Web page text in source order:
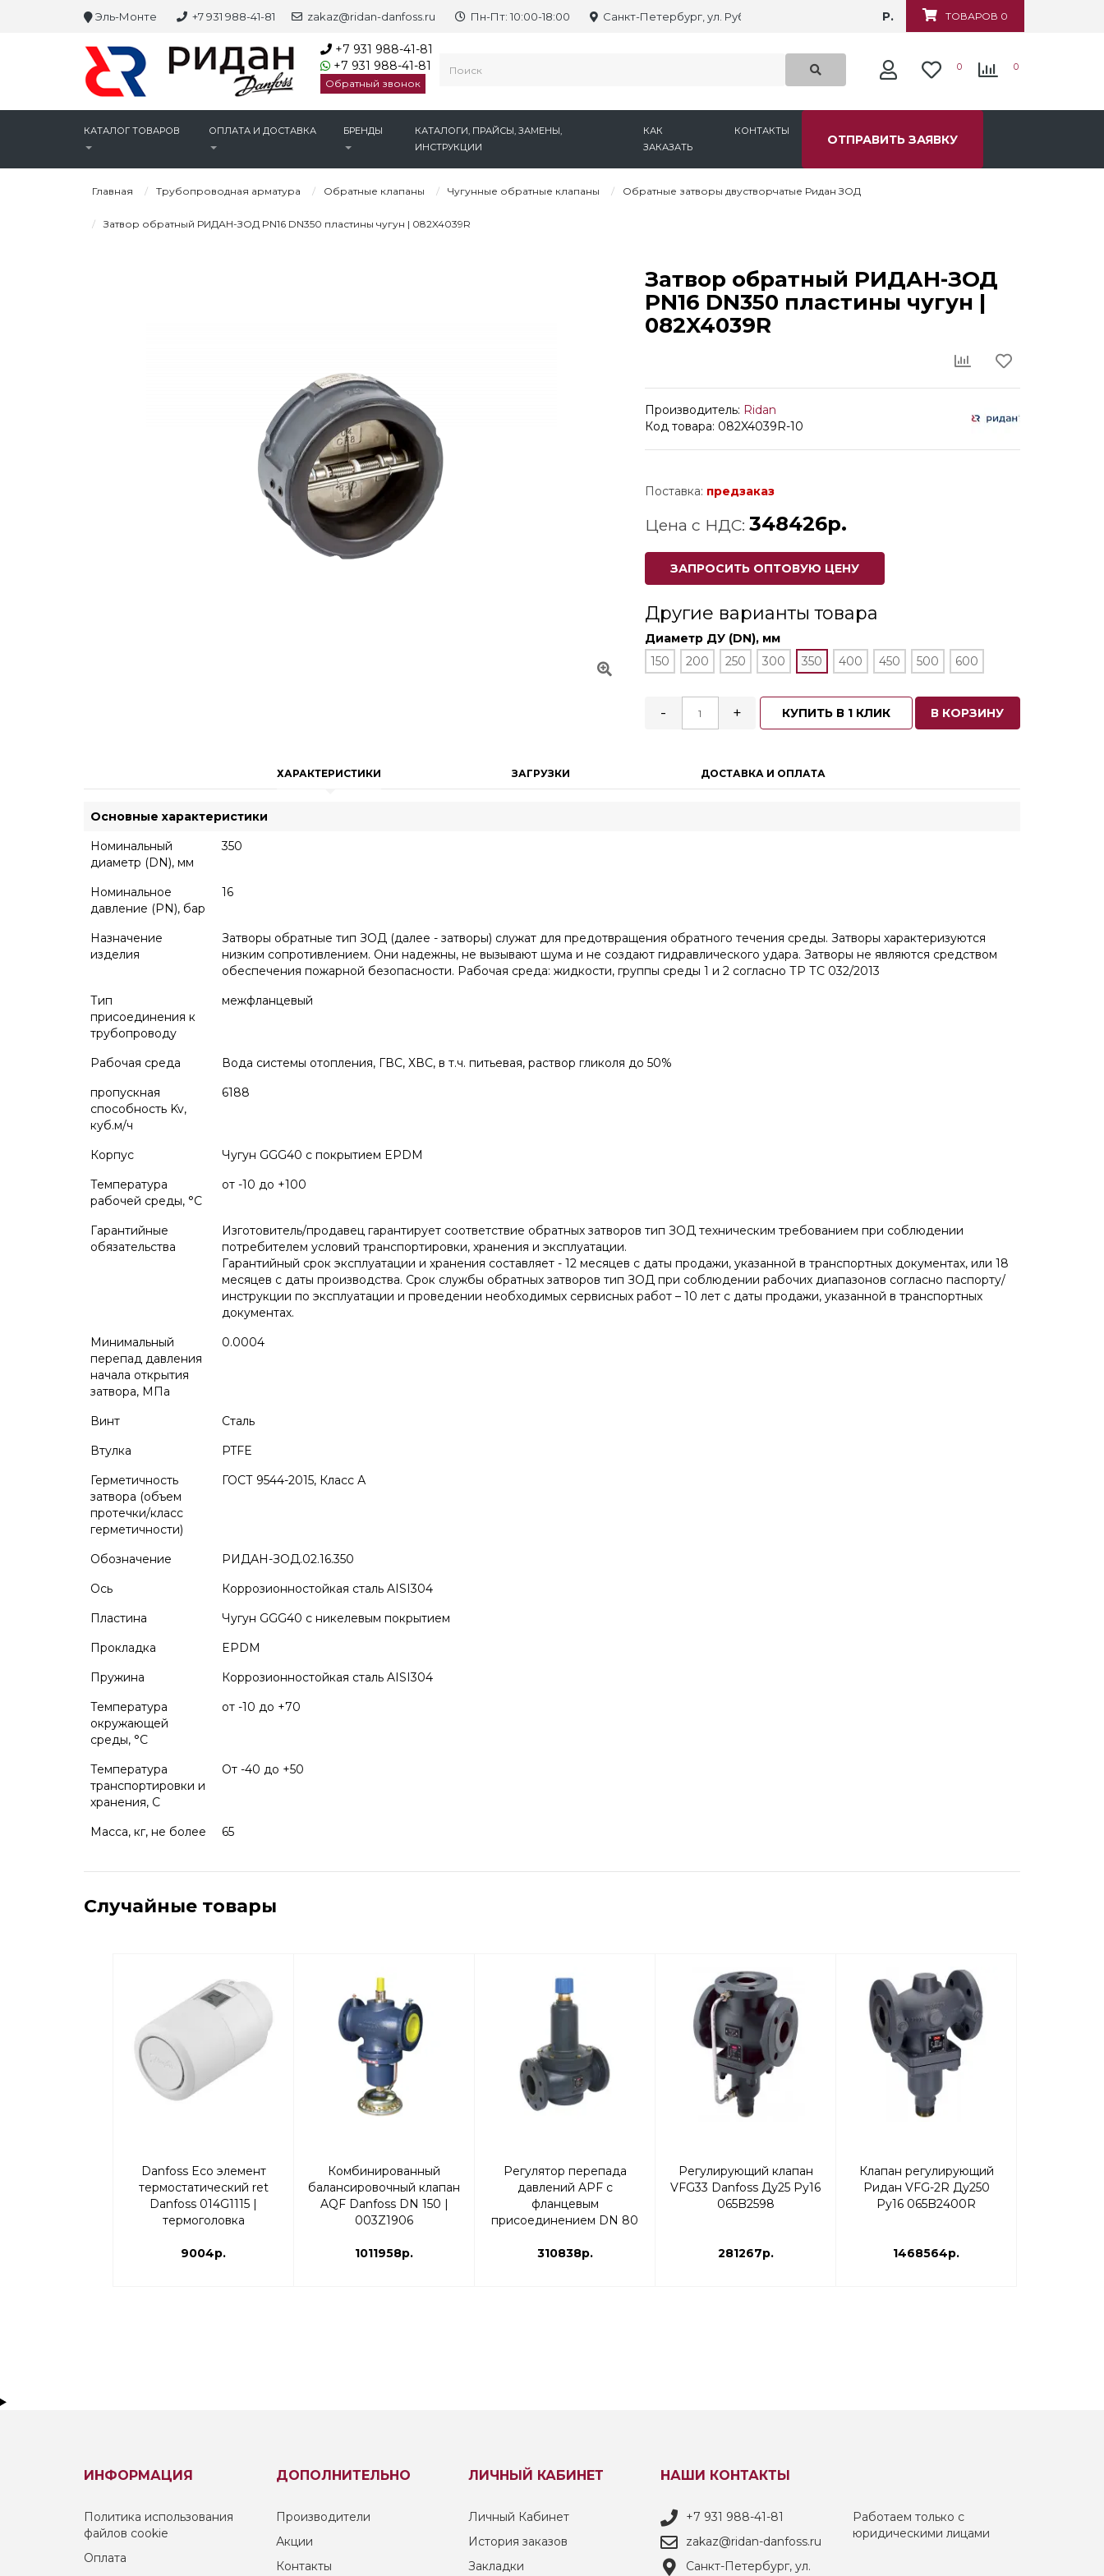
Эль-Монте +7 931 988-41-81 zakaz@ridan-danfoss.ru Пн-Пт: 10:00-18:00 Санкт-Петербург, ул. Рубежная, д.6 ТОВАРОВ 0
Р.
+7 931 988-41-81
+7 931 988-41-81
Обратный звонок
0 0
КАТАЛОГ ТОВАРОВ ОПЛАТА И ДОСТАВКА БРЕНДЫ
КАТАЛОГИ, ПРАЙСЫ, ЗАМЕНЫ,
ИНСТРУКЦИИ
КАК
ЗАКАЗАТЬ
КОНТАКТЫ
ОТПРАВИТЬ ЗАЯВКУ
Главная Трубопроводная арматура Обратные клапаны Чугунные обратные клапаны Обратные затворы двустворчатые Ридан ЗОД
Затвор обратный РИДАН-ЗОД PN16 DN350 пластины чугун | 082X4039R
Затвор обратный РИДАН-ЗОД
PN16 DN350 пластины чугун |
082X4039R
Производитель: Ridan
Код товара: 082X4039R-10
Поставка: предзаказ
Цена с НДС: 348426р.
ЗАПРОСИТЬ ОПТОВУЮ ЦЕНУ
Другие варианты товара
Диаметр ДУ (DN), мм
150
200 250 300 350 400 450 500 600
- + КУПИТЬ В 1 КЛИК В КОРЗИНУ
ХАРАКТЕРИСТИКИ ЗАГРУЗКИ ДОСТАВКА И ОПЛАТА
Основные характеристики
Номинальный
диаметр (DN), мм
350
Номинальное
давление (PN), бар
16
Назначение
изделия
Затворы обратные тип ЗОД (далее - затворы) служат для предотвращения обратного течения среды. Затворы характеризуются
низким сопротивлением. Они надежны, не вызывают шума и не создают гидравлического удара. Затворы не являются средством
обеспечения пожарной безопасности. Рабочая среда: жидкости, группы среды 1 и 2 согласно ТР ТС 032/2013
Тип
присоединения к
трубопроводу
межфланцевый
Рабочая среда
Вода системы отопления, ГВС, ХВС, в т.ч. питьевая, раствор гликоля до 50%
пропускная
способность Kv,
куб.м/ч
6188
Корпус
Чугун GGG40 с покрытием EPDM
Температура
рабочей среды, °С
от -10 до +100
Гарантийные
обязательства
Изготовитель/продавец гарантирует соответствие обратных затворов тип ЗОД техническим требованием при соблюдении
потребителем условий транспортировки, хранения и эксплуатации.
Гарантийный срок эксплуатации и хранения составляет - 12 месяцев с даты продажи, указанной в транспортных документах, или 18
месяцев с даты производства. Срок службы обратных затворов тип ЗОД при соблюдении рабочих диапазонов согласно паспорту/
инструкции по эксплуатации и проведении необходимых сервисных работ – 10 лет с даты продажи, указанной в транспортных
документах.
Минимальный
перепад давления
начала открытия
затвора, МПа
0.0004
Винт
Сталь
Втулка
PTFE
Герметичность
затвора (объем
протечки/класс
герметичности)
ГОСТ 9544-2015, Класс А
Обозначение
РИДАН-ЗОД.02.16.350
Ось
Коррозионностойкая сталь AISI304
Пластина
Чугун GGG40 с никелевым покрытием
Прокладка
EPDM
Пружина
Коррозионностойкая сталь AISI304
Температура
окружающей
среды, °С
от -10 до +70
Температура
транспортировки и
хранения, С
От -40 до +50
Масса, кг, не более 65
Случайные товары
Danfoss Eco элемент
термостатический ret
Danfoss 014G1115 |
термоголовка
9004р.
Комбинированный
балансировочный клапан
AQF Danfoss DN 150 |
003Z1906
1011958р.
Регулятор перепада
давлений APF с
фланцевым
присоединением DN 80
0,4 | 003Z5754
310838р.
Регулирующий клапан
VFG33 Danfoss Ду25 Ру16
065B2598
281267р.
Клапан регулирующий
Ридан VFG-2R Ду250
Ру16 065B2400R
1468564р.
ИНФОРМАЦИЯ
Политика использования
файлов cookie
Оплата
ДОПОЛНИТЕЛЬНО
Производители
Акции
Контакты
ЛИЧНЫЙ КАБИНЕТ
Личный Кабинет
История заказов
Закладки
НАШИ КОНТАКТЫ
+7 931 988-41-81
zakaz@ridan-danfoss.ru
Санкт-Петербург, ул.
Работаем только с
юридическими лицами